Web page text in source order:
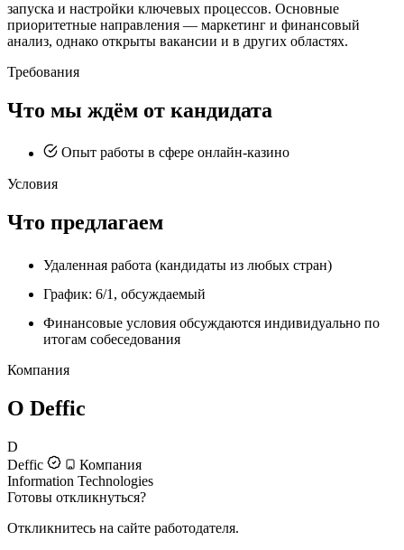
запуска и настройки ключевых процессов. Основные
приоритетные направления — маркетинг и финансовый
анализ, однако открыты вакансии и в других областях.
Требования
Что мы ждём от кандидата
Опыт работы в сфере онлайн-казино
Условия
Что предлагаем
Удаленная работа (кандидаты из любых стран)
График: 6/1, обсуждаемый
Финансовые условия обсуждаются индивидуально по
итогам собеседования
Компания
О Deffic
D
Deffic
Компания
Information Technologies
Готовы откликнуться?
Откликнитесь на сайте работодателя.